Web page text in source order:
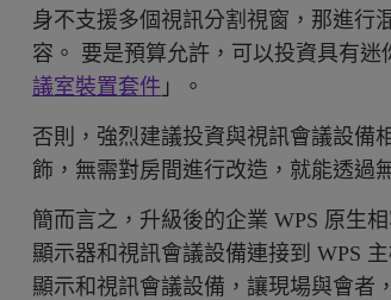
身不支援多個視訊分割視窗，那進行
容。 要是預算允許，可以投資具有迷
議室裝置套件 」。
否則，強烈建議投資與視訊會議設備
飾，無需對房間進行改造，就能透過
簡而言之，升級後的企業 WPS 原生
顯示器和視訊會議設備連接到 WPS
顯示和視訊會議設備，讓現場與會者